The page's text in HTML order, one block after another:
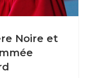
Noire et